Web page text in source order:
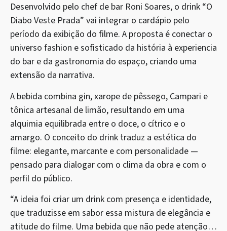
Desenvolvido pelo chef de bar Roni Soares, o drink “O
Diabo Veste Prada” vai integrar o cardápio pelo
período da exibição do filme. A proposta é conectar o
universo fashion e sofisticado da história à experiencia
do bar e da gastronomia do espaço, criando uma
extensão da narrativa.
A bebida combina gin, xarope de pêssego, Campari e
tônica artesanal de limão, resultando em uma
alquimia equilibrada entre o doce, o cítrico e o
amargo. O conceito do drink traduz a estética do
filme: elegante, marcante e com personalidade —
pensado para dialogar com o clima da obra e com o
perfil do público.
“A ideia foi criar um drink com presença e identidade,
que traduzisse em sabor essa mistura de elegância e
atitude do filme. Uma bebida que não pede atenção…